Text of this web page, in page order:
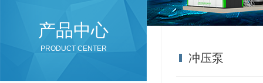
产品中心
PRODUCT CENTER
冲压泵